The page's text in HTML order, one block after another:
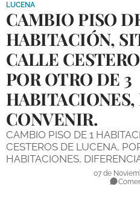
DEPORTES
COMPETICIONES
DEPORTE BASE
OPINIÓN
VENTANA CIUDADANA
CÓRDOBA
LUCENA
CAMBIO PISO
HABITACIÓN,
CALLE
POR OTRO DE 3
CONVENIR.
CAMBIO PISO DE 1
CESTEROS DE LUCENA,
HABITACIONES,
07 de